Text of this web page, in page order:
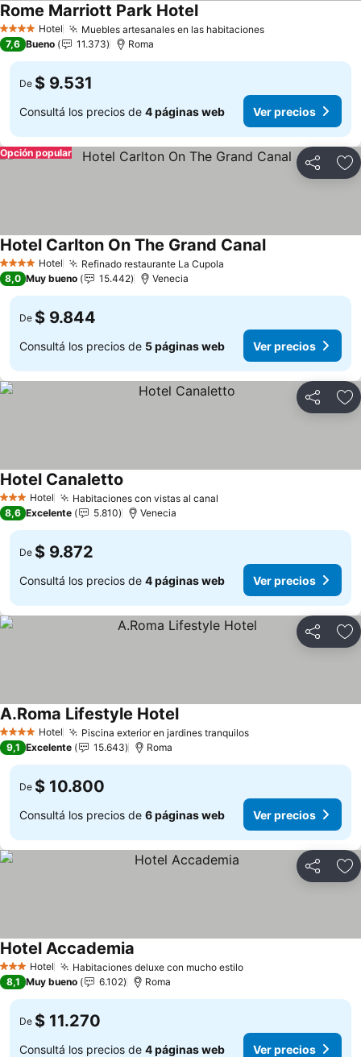
4 EstrellasHotel Muebles artesanales en las habitacionesVer precios
Rome Marriott Park HotelVer precios
7,6 Bueno 11.373 Roma
De $ 9.531
Consultá los precios de 4 páginas web Ver precios
Compartir
Opción popular
4 EstrellasHotel Refinado restaurante La Cupola
Hotel Carlton On The Grand CanalVer precios
8,0 Muy bueno 15.442 Venecia
De $ 9.844
Consultá los precios de 5 páginas web Ver precios
Compartir
3 Estrellas
Hotel Habitaciones con vistas al canal
Hotel Canaletto
8,6 Excelente 5.810 Venecia
De $ 9.872
Consultá los precios de 4 páginas web Ver precios
Compartir
4 EstrellasHotel Piscina exterior en jardines tranquilosVer precios
A.Roma Lifestyle HotelVer precios
9,1 Excelente 15.643 Roma
De $ 10.800
Consultá los precios de 6 páginas web Ver precios
Compartir
3 Estrellas
Hotel Habitaciones deluxe con mucho estiloVer precios
Hotel Accademia
8,1 Muy bueno 6.102 Roma
De $ 11.270
Consultá los precios de 4 páginas web Ver precios